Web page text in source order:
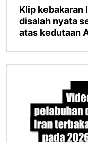
Klip kebakaran
disalah nyata
atas kedutaan